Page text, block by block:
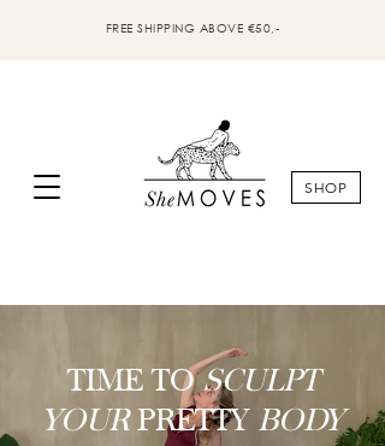
FREE SHIPPING ABOVE €50,-
SHOP
TIME TOSCULPT
YOURPRETTY BODY